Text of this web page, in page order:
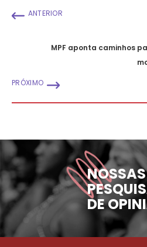
ANTERIOR
MPF aponta caminhos
PRÓXIMO
NOSSAS
DE